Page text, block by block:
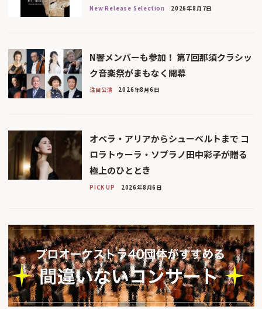
New Release Selection 2026年8月7日
N響メンバーも参加！ 第7回那須クラシッ
ク音楽祭がまもなく開幕
注目公演 2026年8月6日
オペラ・アリアからシューベルトまで コ
ロラトゥーラ・ソプラノ田中彩子が贈る
極上のひととき
PICK UP 2026年8月6日